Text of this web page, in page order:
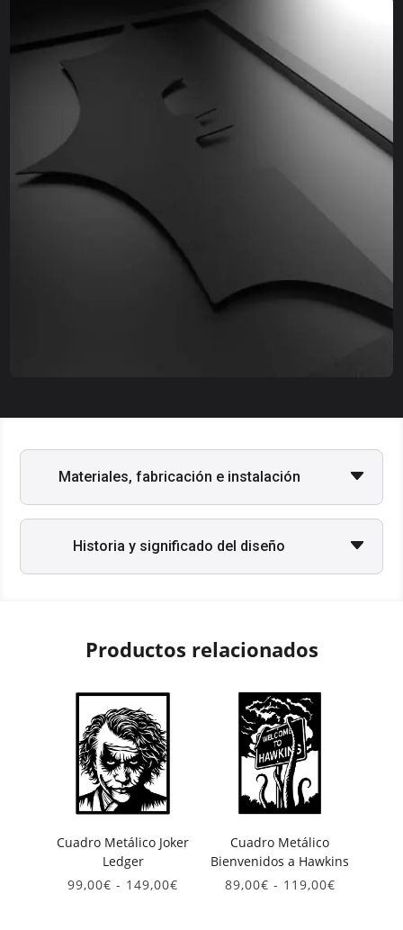
Materiales, fabricación e instalación
Historia y significado del diseño
Productos relacionados
Cuadro Metálico Joker
Ledger
99,00€ - 149,00€
Cuadro Metálico
Bienvenidos a Hawkins
89,00€ - 119,00€Rango